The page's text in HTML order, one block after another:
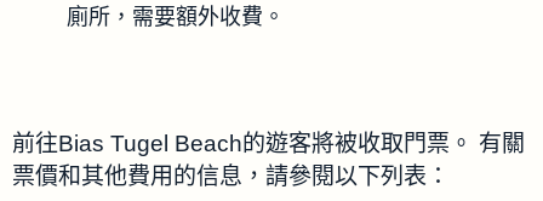
廁所，需要額外收費。
前往Bias Tugel Beach的遊客將被收取門票。 有關
票價和其他費用的信息，請參閱以下列表：